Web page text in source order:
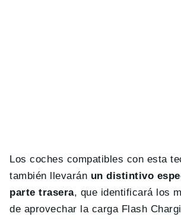
Los coches compatibles con esta
también llevarán un distintivo
parte trasera, que identificará los
de aprovechar la carga Flash